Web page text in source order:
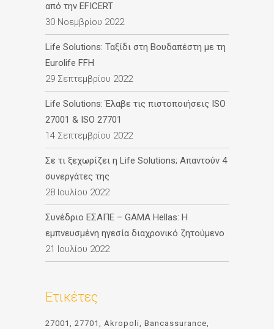
από την EFICERT
30 Νοεμβρίου 2022
Life Solutions: Ταξίδι στη Βουδαπέστη με τη
Eurolife FFH
29 Σεπτεμβρίου 2022
Life Solutions: Έλαβε τις πιστοποιήσεις ISO
27001 & ISO 27701
14 Σεπτεμβρίου 2022
Σε τι ξεχωρίζει η Life Solutions; Απαντούν 4
συνεργάτες της
28 Ιουλίου 2022
Συνέδριο ΕΣΑΠΕ – GAMA Hellas: Η
εμπνευσμένη ηγεσία διαχρονικό ζητούμενο
21 Ιουλίου 2022
Ετικέτες
27001 27701 Akropoli
Bancassurance